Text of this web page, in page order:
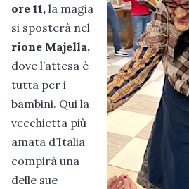
ore 11, la magia
si sposterà nel
rione Majella,
dove l’attesa è
tutta per i
bambini. Qui la
vecchietta più
amata d’Italia
compirà una
delle sue